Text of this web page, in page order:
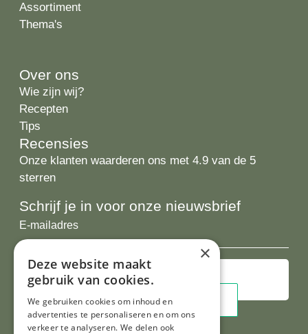
Assortiment
Thema's
Over ons
Wie zijn wij?
Recepten
Tips
Recensies
Onze klanten waarderen ons met 4.9 van de 5
sterren
Schrijf je in voor onze nieuwsbrief
E-
mailadres
×
Deze website maakt
gebruik van cookies.
We gebruiken cookies om inhoud en
advertenties te personaliseren en om ons
verkeer te analyseren. We delen ook